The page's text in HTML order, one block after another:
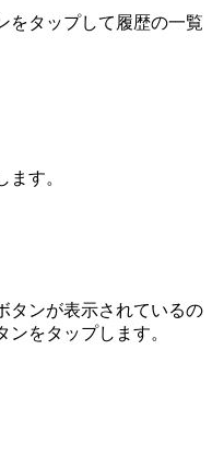
をタップして履歴の一覧
す。
タンが表示されているの
をタップします。